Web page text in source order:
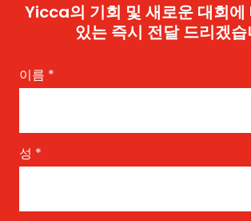
Yicca의 기회 및 새로운 대회에
있는 즉시 전달 드리겠습
이름 *
성 *